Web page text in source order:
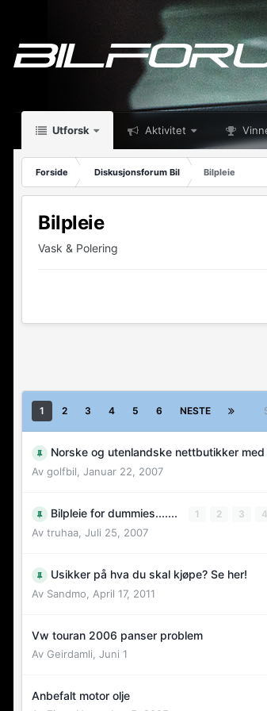
Utforsk Aktivitet
Forside Diskusjonsforum Bil
Bilpleie
Bilpleie
Vask & Polering
1 2 3 4 5 6 NESTE
Norske og utenlandske nettbutikker
Av golfbil Januar 22, 2007
Bilpleie for dummies....... 1 2 3 4
Av truhaa Juli 25, 2007
Usikker på hva du skal kjøpe? Se her!
Av Sandmo April 17, 2011
Vw touran 2006 panser problem
Av Geirdamli Juni 1
Anbefalt motor olje